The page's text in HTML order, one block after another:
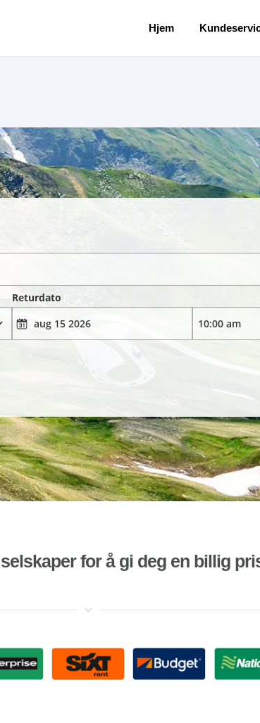
Hjem
Returdato
for å gi deg en billig